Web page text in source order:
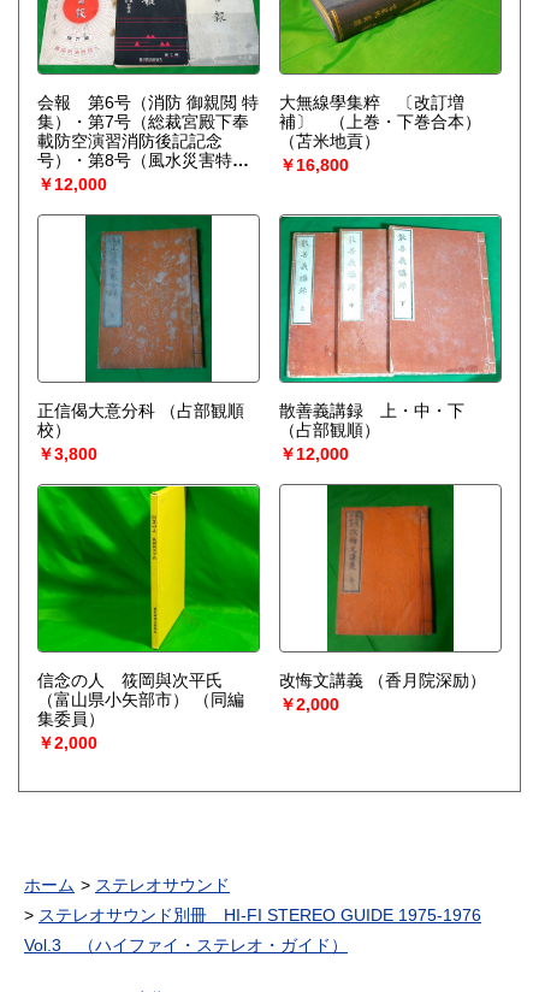
会報 第6号（消防 御親閲 特
集）・第7号（総裁宮殿下奉
載防空演習消防後記記念
号）・第8号（風水災害特集
号） 3冊 非売品
￥12,000
大無線學集粹 〔改訂増
補〕 （上巻・下巻合本）
（苫米地貢）
￥16,800
正信偈大意分科
（占部観順
校）
￥3,800
散善義講録 上・中・下
（占部観順）
￥12,000
信念の人 筱岡與次平氏
（富山県小矢部市）
（同編
集委員）
￥2,000
改悔文講義
（香月院深励）
￥2,000
ホーム
ステレオサウンド
ステレオサウンド別冊 HI-FI STEREO GUIDE 1975-1976
Vol.3 （ハイファイ・ステレオ・ガイド）